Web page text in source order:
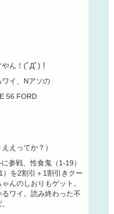
ん！(ﾟДﾟ)！
イ、Nアソの
56 FORD
えってか？）
参戦、性食鬼（1-19）
）を2割引＋1割引きクー
んのしおりもゲット。
ワイ。読み終わった不